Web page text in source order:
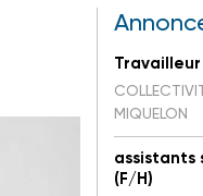
MIQUELON
assistants
(F/H)